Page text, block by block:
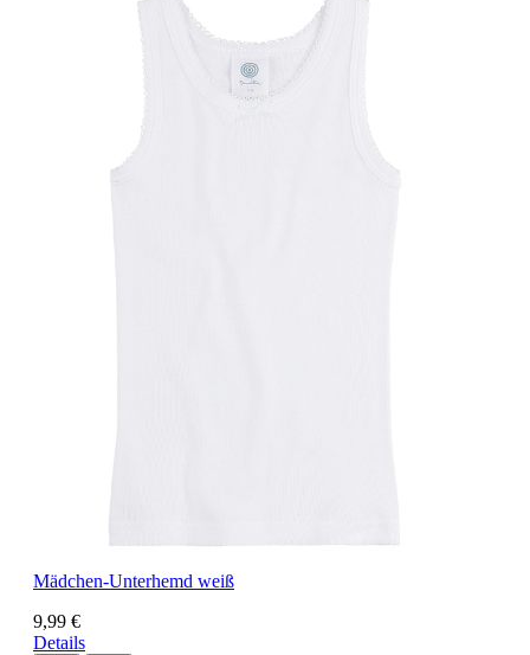
Mädchen-Unterhemd weiß
9,99 €
Details